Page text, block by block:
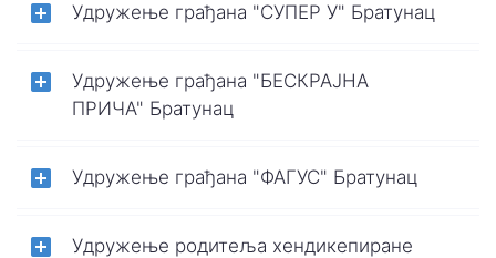
Удружење грађана "СУПЕР У" Братунац
Удружење грађана "БЕСКРАЈНА
ПРИЧА" Братунац
Удружење грађана "ФАГУС" Братунац
Удружење родитеља хендикепиране